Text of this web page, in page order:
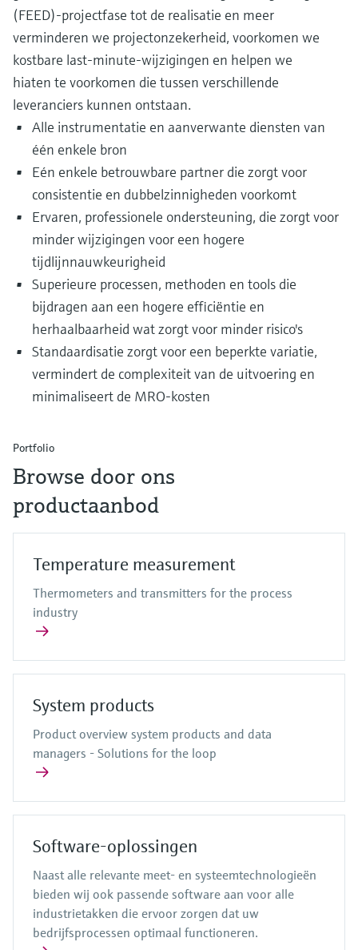
(FEED)-projectfase tot de realisatie en meer
verminderen we projectonzekerheid, voorkomen we
kostbare last-minute-wijzigingen en helpen we
hiaten te voorkomen die tussen verschillende
leveranciers kunnen ontstaan.
Alle instrumentatie en aanverwante diensten van
één enkele bron
Eén enkele betrouwbare partner die zorgt voor
consistentie en dubbelzinnigheden voorkomt
Ervaren, professionele ondersteuning, die zorgt voor
minder wijzigingen voor een hogere
tijdlijnnauwkeurigheid
Superieure processen, methoden en tools die
bijdragen aan een hogere efficiëntie en
herhaalbaarheid wat zorgt voor minder risico's
Standaardisatie zorgt voor een beperkte variatie,
vermindert de complexiteit van de uitvoering en
minimaliseert de MRO-kosten
Portfolio
Browse door ons
productaanbod
Temperature measurement
Thermometers and transmitters for the process
industry
System products
Product overview system products and data
managers - Solutions for the loop
Software-oplossingen
Naast alle relevante meet- en systeemtechnologieën
bieden wij ook passende software aan voor alle
industrietakken die ervoor zorgen dat uw
bedrijfsprocessen optimaal functioneren.